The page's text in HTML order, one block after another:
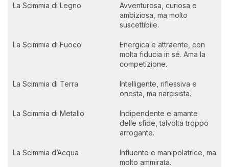
La Scimmia di Legno
Avventurosa, curiosa e
ambiziosa, ma molto
suscettibile.
La Scimmia di Fuoco
Energica e attraente, con
molta fiducia in sé. Ama la
competizione.
La Scimmia di Terra
Intelligente, riflessiva e
onesta, ma narcisista.
La Scimmia di Metallo
Indipendente e amante
delle sfide, talvolta troppo
arrogante.
La Scimmia d’Acqua
Influente e manipolatrice, ma
molto ammirata.